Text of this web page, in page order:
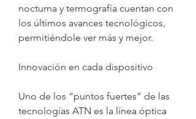
nocturna y termografía cuentan con
los últimos avances tecnológicos,
permitiéndole ver más y mejor.
Innovación en cada dispositivo
Uno de los “puntos fuertes” de las
tecnologías ATN es la línea óptica